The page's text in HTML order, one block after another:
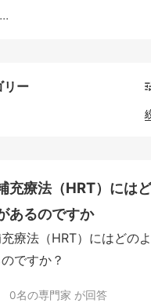
リー
充療法（HRT）には
あるのですか
療法（HRT）にはどの
ですか？
0名の専門家 が回答